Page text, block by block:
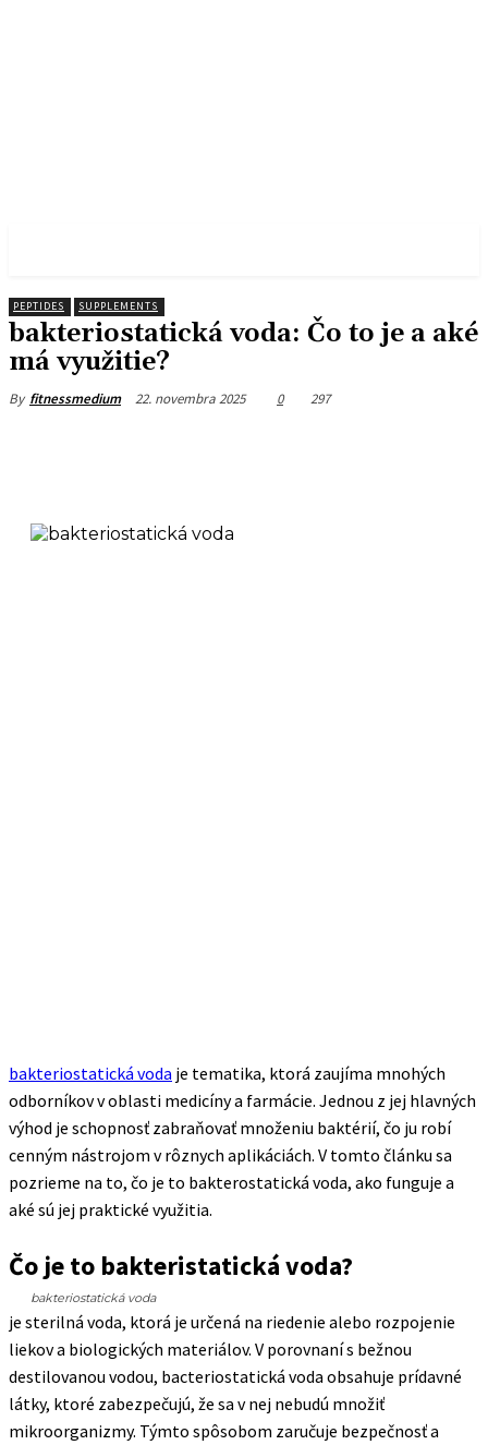
PEPTIDES SUPPLEMENTS
bakteriostatická voda: Čo to je a aké
má využitie?
By fitnessmedium 22. novembra 2025 0 297
bakteriostatická voda
bakteriostatická voda je tematika, ktorá zaujíma mnohých
odborníkov v oblasti medicíny a farmácie. Jednou z jej hlavných
výhod je schopnosť zabraňovať množeniu baktérií, čo ju robí
cenným nástrojom v rôznych aplikáciách. V tomto článku sa
pozrieme na to, čo je to bakterostatická voda, ako funguje a
aké sú jej praktické využitia.
Čo je to bakteristatická voda?
je sterilná voda, ktorá je určená na riedenie alebo rozpojenie
liekov a biologických materiálov. V porovnaní s bežnou
destilovanou vodou, bacteriostatická voda obsahuje prídavné
látky, ktoré zabezpečujú, že sa v nej nebudú množiť
mikroorganizmy. Týmto spôsobom zaručuje bezpečnosť a